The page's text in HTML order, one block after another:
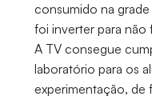
consumido na
foi inverter para
A TV consegue
laboratório para os
experimentação, de